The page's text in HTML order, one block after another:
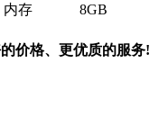
内存
8GB
价格、更优质的服务!